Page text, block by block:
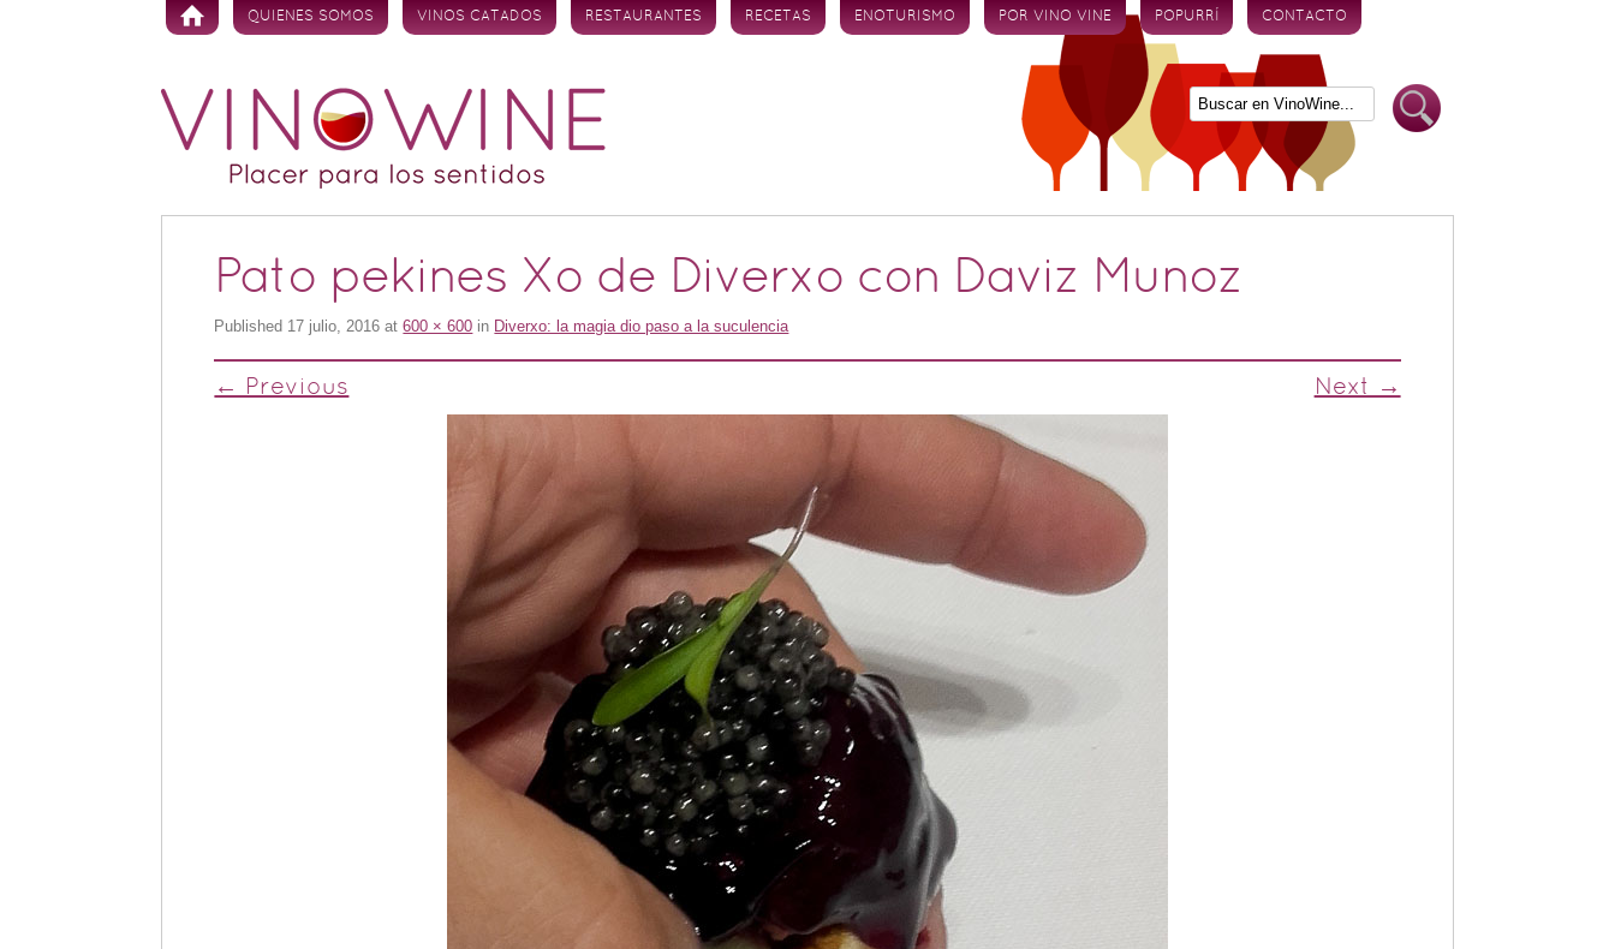
Skip to content
QUIENES SOMOS VINOS CATADOS RESTAURANTES RECETAS ENOTURISMO POR VINO VINE POPURRÍ CONTACTO
Pato pekines Xo de Diverxo con Daviz Munoz
Published 17 julio, 2016 at600 × 600 in Diverxo: la magia dio paso a la suculencia
← Previous Next →